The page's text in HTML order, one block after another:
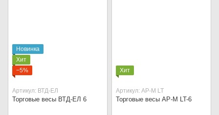
Новинка
Хит
−5%
Артикул: ВТД-ЕЛ
Торговые весы ВТД-ЕЛ 6
Хит
Артикул: AP-M LT
Торговые весы AP-M LT-6